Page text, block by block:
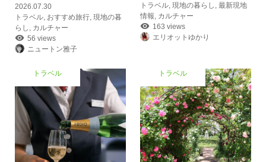
2026.07.30
トラベル, おすすめ旅行, 現地の暮
らし
カルチャー
56 views
ニュートン雅子
トラベル ,現地の暮らし ,最新現地
情報 カルチャー
163 views
エリオットゆかり
トラベル トラベル